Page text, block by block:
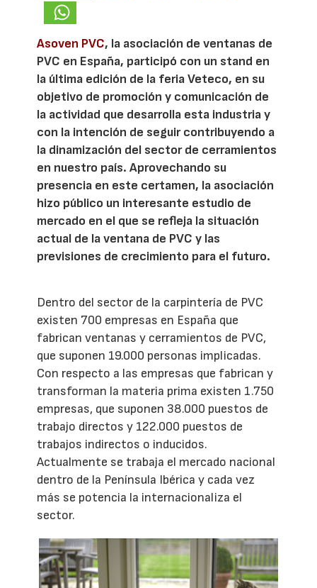
Asoven PVC, la asociación de ventanas de
PVC en España, participó con un stand en
la última edición de la feria Veteco, en su
objetivo de promoción y comunicación de
la actividad que desarrolla esta industria y
con la intención de seguir contribuyendo a
la dinamización del sector de cerramientos
en nuestro país. Aprovechando su
presencia en este certamen, la asociación
hizo público un interesante estudio de
mercado en el que se refleja la situación
actual de la ventana de PVC y las
previsiones de crecimiento para el futuro.
Dentro del sector de la carpintería de PVC
existen 700 empresas en España que
fabrican ventanas y cerramientos de PVC,
que suponen 19.000 personas implicadas.
Con respecto a las empresas que fabrican y
transforman la materia prima existen 1.750
empresas, que suponen 38.000 puestos de
trabajo directos y 122.000 puestos de
trabajos indirectos o inducidos.
Actualmente se trabaja el mercado nacional
dentro de la Península Ibérica y cada vez
más se potencia la internacionaliza el
sector.